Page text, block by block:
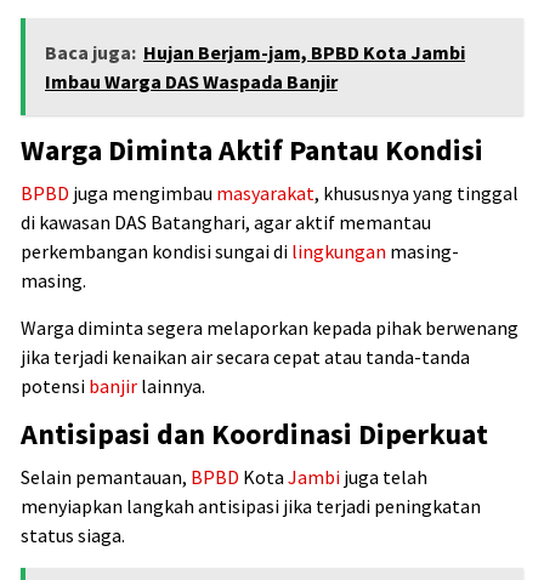
Baca juga: Hujan Berjam-jam, BPBD Kota Jambi
Imbau Warga DAS Waspada Banjir
Warga Diminta Aktif Pantau Kondisi
BPBD juga mengimbau masyarakat, khususnya yang tinggal
di kawasan DAS Batanghari, agar aktif memantau
perkembangan kondisi sungai di lingkungan masing-
masing.
Warga diminta segera melaporkan kepada pihak berwenang
jika terjadi kenaikan air secara cepat atau tanda-tanda
potensi banjir lainnya.
Antisipasi dan Koordinasi Diperkuat
Selain pemantauan, BPBD Kota Jambi juga telah
menyiapkan langkah antisipasi jika terjadi peningkatan
status siaga.